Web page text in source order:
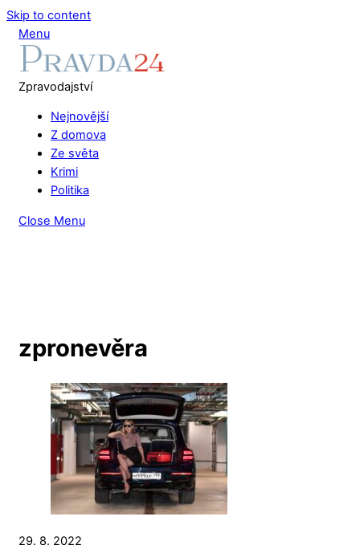
Skip to content
Menu
Zpravodajství
Nejnovější
Z domova
Ze světa
Krimi
Politika
Close Menu
zpronevěra
29. 8. 2022